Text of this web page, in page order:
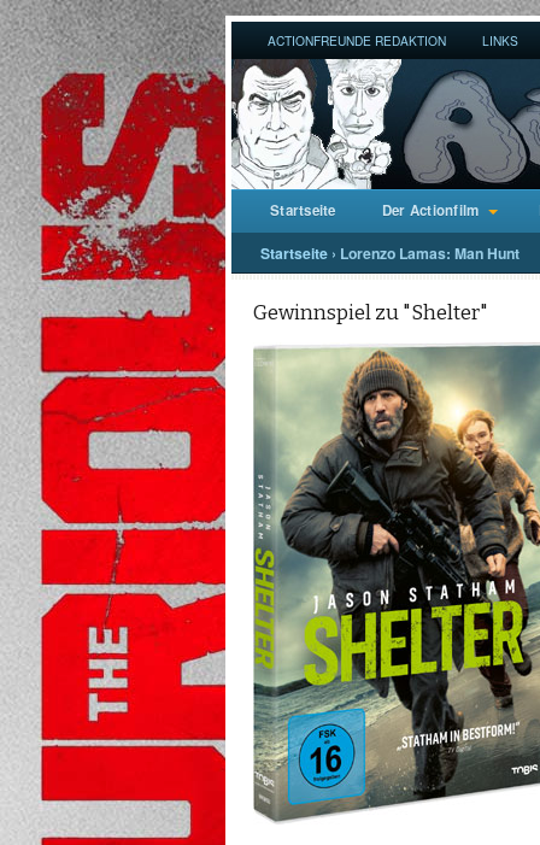
ACTIONFREUNDE REDAKTION LINKS
Startseite Der Actionfilm
Startseite › Lorenzo Lamas: Man Hunt
Gewinnspiel zu "Shelter"